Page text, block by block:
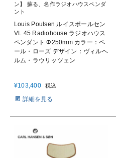
ン】 蘇る、名作ラジオハウスペンダ
ント
Louis Poulsen ルイスポールセン
VL 45 Radiohouse ラジオハウス
ペンダント Φ250mm カラー：ペ
ール・ローズ デザイン：ヴィルヘ
ルム・ラウリッツェン
¥103,400 税込
詳細を見る